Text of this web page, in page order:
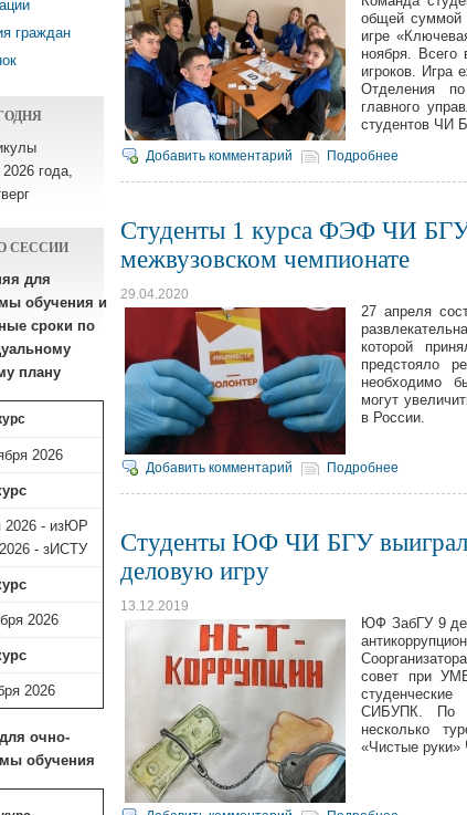
граждан
года,
СЕССИИ
для
обучения и
сроки по
плану​
2026
2026 - изЮР
- зИСТУ
2026
2026
очно-
обучения
общей суммой
игре
ноября. Всего
игроков. Игра
Отделения
главного
студентов ЧИ
Добавить комментарий Подробнее
Студенты 1 курса ФЭФ ЧИ БГУ
межвузовском чемпионате
29.04.2020
27 апреля
которой
предстояло
необходимо
могут
в России.
Добавить комментарий Подробнее
Студенты ЮФ ЧИ БГУ
деловую игру
13.12.2019
ЮФ ЗабГУ 9
совет при
СИБУПК. По
несколько
«Чистые руки»